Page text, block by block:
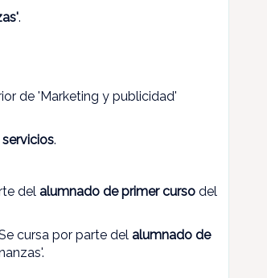
.
de 'Marketing y publicidad'
.
del alumnado de primer cursodel
cursa por parte del alumnado de